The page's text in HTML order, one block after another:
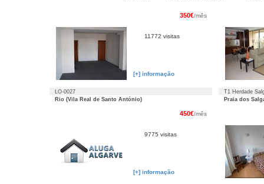
350€/mês
11772 visitas
[+] informação
LO-0027
Rio (Vila Real de Santo António)
T1 Herdade
Praia dos
450€/mês
9775 visitas
[+] informação